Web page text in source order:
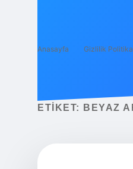
Anasayfa Gizlilik
ETIKET: BEYAZ